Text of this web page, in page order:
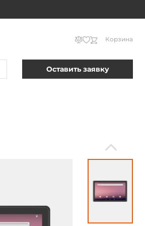
Корзина
Оставить заявку